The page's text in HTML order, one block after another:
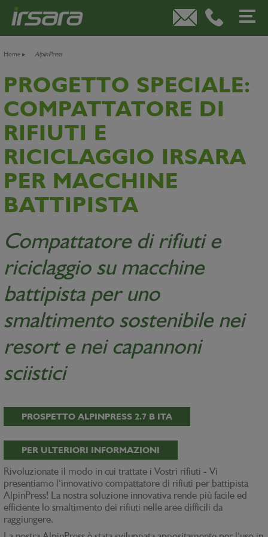
Home ▸ AlpinPress
PROGETTO SPECIALE:
COMPATTATORE DI
RIFIUTI E
RICICLAGGIO IRSARA
PER MACCHINE
BATTIPISTA
Compattatore di rifiuti e
riciclaggio su macchine
battipista per uno
smaltimento sostenibile nei
resort e nei capannoni
sciistici
PROSPETTO ALPINPRESS 2.7 B ITA
PER ULTERIORI INFORMAZIONI
Rivoluzionate il modo in cui trattate i Vostri rifiuti - Vi
presentiamo l‘innovativo compattatore di rifiuti per battipista
AlpinPress! La nostra soluzione innovativa rende più facile ed
efficiente lo smaltimento dei rifiuti nelle aree difficili da
raggiungere.